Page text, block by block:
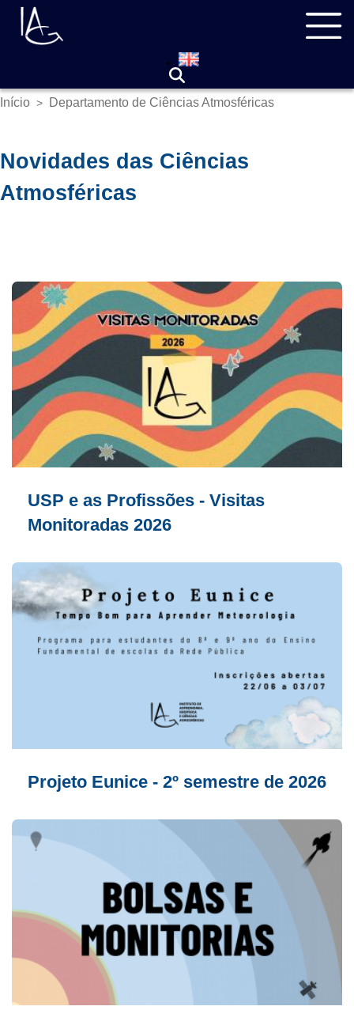
Pular
para
Trilha
Início > Departamento de Ciências Atmosféricas
Novidades das Ciências
Atmosféricas
USP e as Profissões - Visitas
Monitoradas 2026
Projeto Eunice - 2º semestre de 2026